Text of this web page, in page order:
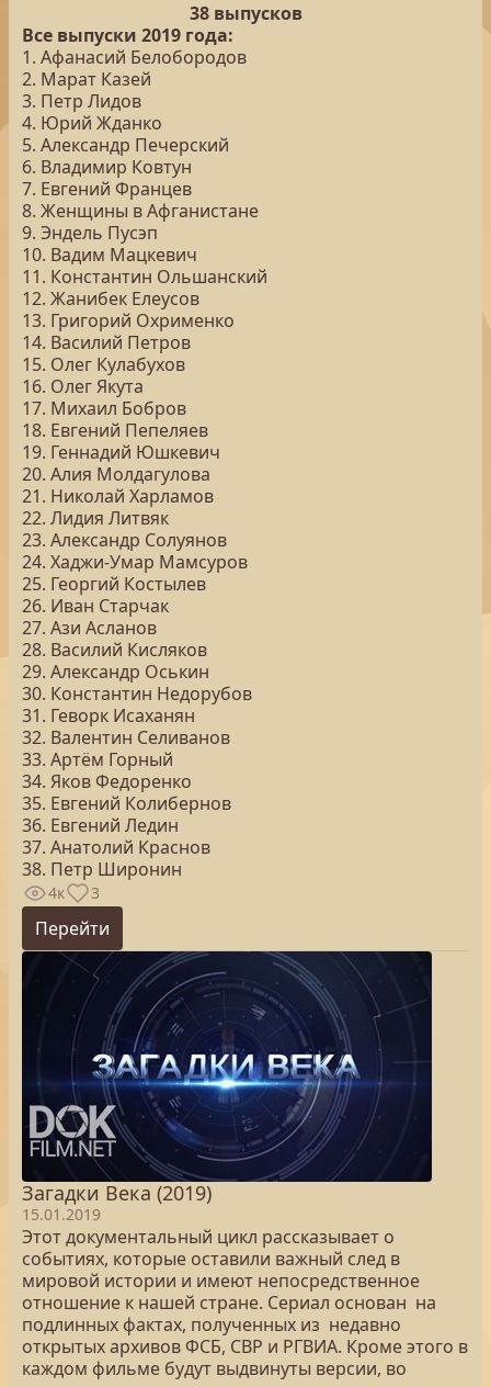
38 выпусков
Все выпуски 2019 года:
1. Афанасий Белобородов
2. Марат Казей
3. Петр Лидов
4. Юрий Жданко
5. Александр Печерский
6. Владимир Ковтун
7. Евгений Францев
8. Женщины в Афганистане
9. Эндель Пусэп
10. Вадим Мацкевич
11. Константин Ольшанский
12. Жанибек Елеусов
13. Григорий Охрименко
14. Василий Петров
15. Олег Кулабухов
16. Олег Якута
17. Михаил Бобров
18. Евгений Пепеляев
19. Геннадий Юшкевич
20. Алия Молдагулова
21. Николай Харламов
22. Лидия Литвяк
23. Александр Солуянов
24. Хаджи-Умар Мамсуров
25. Георгий Костылев
26. Иван Старчак
27. Ази Асланов
28. Василий Кисляков
29. Александр Оськин
30. Константин Недорубов
31. Геворк Исаханян
32. Валентин Селиванов
33. Артём Горный
34. Яков Федоренко
35. Евгений Колибернов
36. Евгений Ледин
37. Анатолий Краснов
38. Петр Широнин
4к 3
Перейти
Загадки Века (2019)
15.01.2019
Этот документальный цикл рассказывает о
событиях, которые оставили важный след в
мировой истории и имеют непосредственное
отношение к нашей стране. Сериал основан на
подлинных фактах, полученных из недавно
открытых архивов ФСБ, СВР и РГВИА. Кроме этого в
каждом фильме будут выдвинуты версии, во